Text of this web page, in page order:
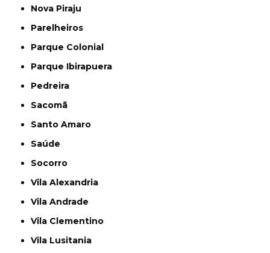
Nova Piraju
Parelheiros
Parque Colonial
Parque Ibirapuera
Pedreira
Sacomã
Santo Amaro
Saúde
Socorro
Vila Alexandria
Vila Andrade
Vila Clementino
Vila Lusitania